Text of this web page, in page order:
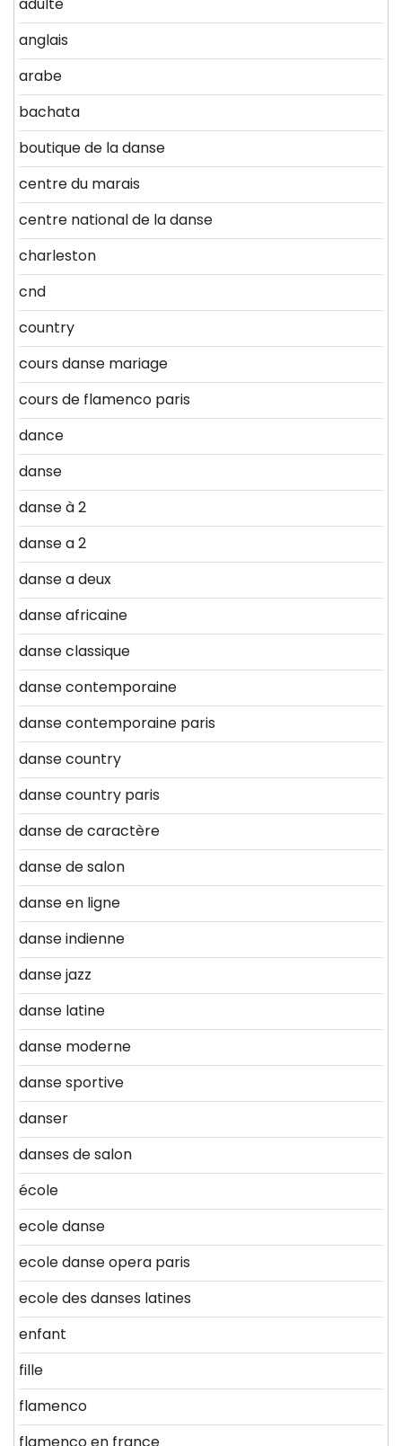
adulte
anglais
arabe
bachata
boutique de la danse
centre du marais
centre national de la danse
charleston
cnd
country
cours danse mariage
cours de flamenco paris
dance
danse
danse à 2
danse a 2
danse a deux
danse africaine
danse classique
danse contemporaine
danse contemporaine paris
danse country
danse country paris
danse de caractère
danse de salon
danse en ligne
danse indienne
danse jazz
danse latine
danse moderne
danse sportive
danser
danses de salon
école
ecole danse
ecole danse opera paris
ecole des danses latines
enfant
fille
flamenco